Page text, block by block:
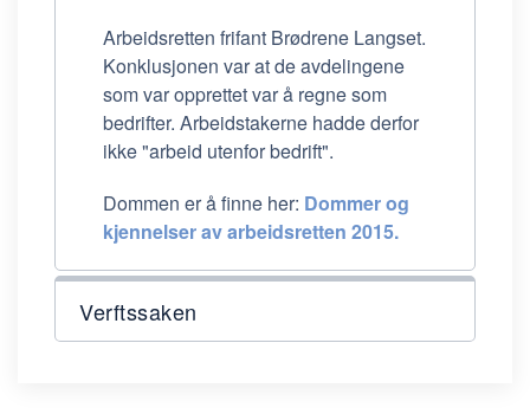
Arbeidsretten frifant Brødrene Langset.
Konklusjonen var at de avdelingene
som var opprettet var å regne som
bedrifter. Arbeidstakerne hadde derfor
ikke "arbeid utenfor bedrift".
Dommen er å finne her: Dommer og
kjennelser av arbeidsretten 2015.
Verftssaken